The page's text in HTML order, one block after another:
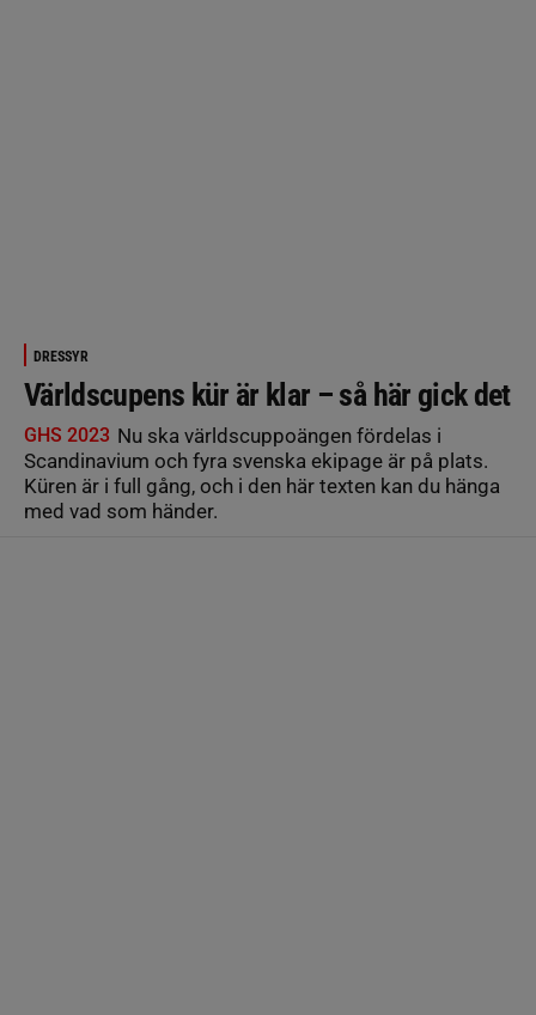
DRESSYR
Världscupens kür är klar – så här gick det
GHS 2023 Nu ska världscuppoängen fördelas i
Scandinavium och fyra svenska ekipage är på plats.
Küren är i full gång, och i den här texten kan du hänga
med vad som händer.